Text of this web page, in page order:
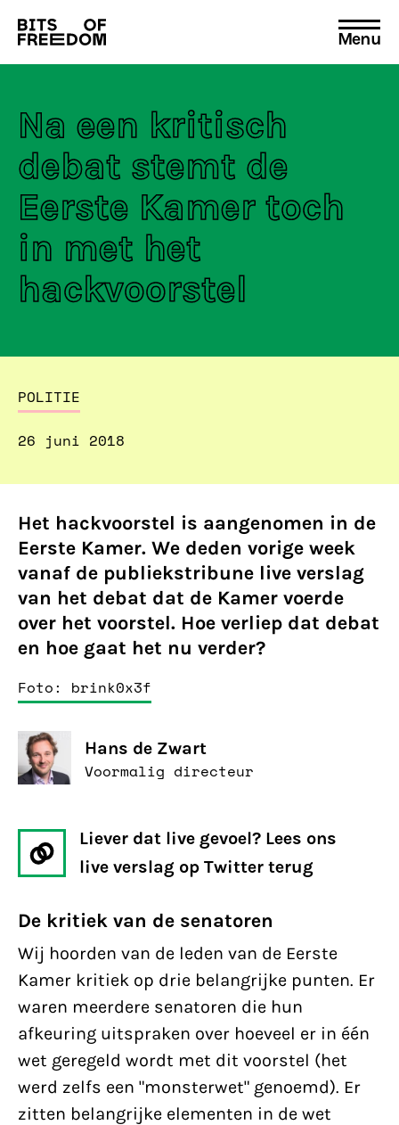
Search
for:
Menu
Na een kritisch
debat stemt de
Eerste Kamer toch
in met het
hackvoorstel
POLITIE
26 juni 2018
Het hackvoorstel is aangenomen in de
Eerste Kamer. We deden vorige week
vanaf de publiekstribune live verslag
van het debat dat de Kamer voerde
over het voorstel. Hoe verliep dat debat
en hoe gaat het nu verder?
Foto: brink0x3f
Hans de Zwart
Voormalig directeur
Liever dat live gevoel? Lees ons
live verslag op Twitter terug
De kritiek van de senatoren
Wij hoorden van de leden van de Eerste
Kamer kritiek op drie belangrijke punten. Er
waren meerdere senatoren die hun
afkeuring uitspraken over hoeveel er in één
wet geregeld wordt met dit voorstel (het
werd zelfs een "monsterwet" genoemd). Er
zitten belangrijke elementen in de wet